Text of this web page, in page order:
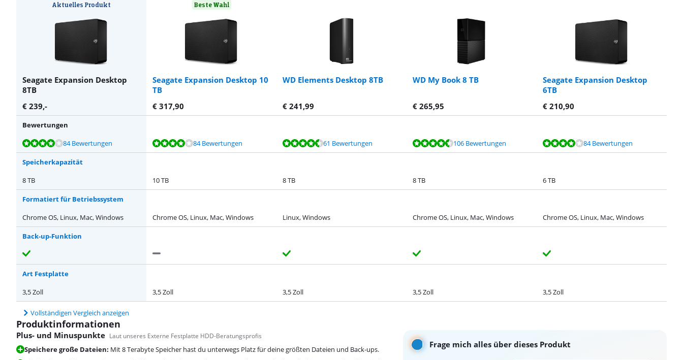
Aktuelles Produkt
Seagate Expansion Desktop
8TB
Beste Wahl
Seagate Expansion Desktop 10
TB
WD Elements Desktop 8TB WD My Book 8 TB
Seagate Expansion Desktop
6TB
€ 239,- € 317,90 € 241,99 € 265,95 € 210,90
Bewertungen
Bewertet mit 8,3 von 10, basierend auf 84 Bewertungen.
84 Bewertungen
Bewertet mit 8,3 von 10, basierend auf 84 Bewertungen. 84 Bewertungen
Bewertet mit 8,8 von 10, basierend auf 61 Bewertungen. 61 Bewertungen
Bewertet mit 8,6 von 10, basierend auf 106 Bewertungen. 106 Bewertungen
Bewertet mit 8,3 von 10, basierend auf 84 Bewertungen. 84 Bewertungen
Speicherkapazität
8 TB
10 TB 8 TB 8 TB 6 TB
Formatiert für Betriebssystem
Chrome OS, Linux, Mac, Windows
Chrome OS, Linux, Mac, Windows Linux, Windows Chrome OS, Linux, Mac, Windows Chrome OS, Linux, Mac, Windows
Back-up-Funktion
Art Festplatte
3,5 Zoll
3,5 Zoll 3,5 Zoll 3,5 Zoll 3,5 Zoll
Vollständigen Vergleich anzeigen
Produktinformationen
Frage mich alles über dieses Produkt
Plus- und Minuspunkte Laut unseres Externe Festplatte HDD-Beratungsprofis
Speichere große Dateien: Mit 8 Terabyte Speicher hast du unterwegs Platz für deine größten Dateien und Back-ups.